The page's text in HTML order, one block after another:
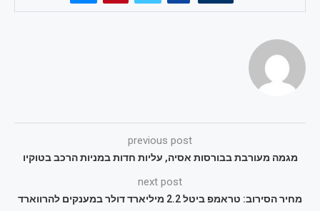
previous post
מגמה מעורבת בבורסות אסיה, עליות חדות במניות הרכב בטוקיו
next post
מחיר הסירוב: טראמפ ביטל 2.2 מיליארד דולר במענקים להרווארד